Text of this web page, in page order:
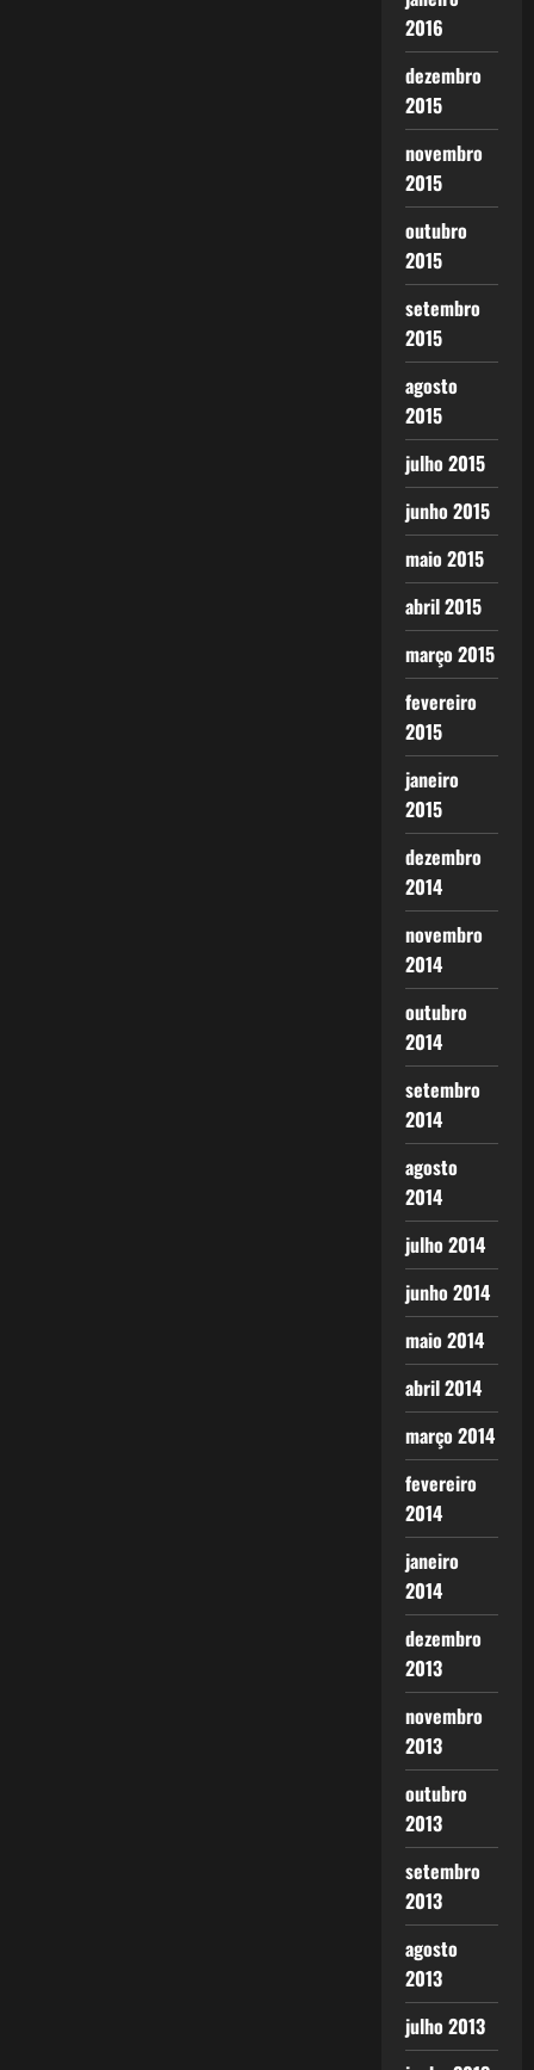
2016
dezembro
2015
novembro
2015
outubro
2015
setembro
2015
agosto
2015
julho 2015
junho 2015
maio 2015
abril 2015
março 2015
fevereiro
2015
janeiro
2015
dezembro
2014
novembro
2014
outubro
2014
setembro
2014
agosto
2014
julho 2014
junho 2014
maio 2014
abril 2014
março 2014
fevereiro
2014
janeiro
2014
dezembro
2013
novembro
2013
outubro
2013
setembro
2013
agosto
2013
julho 2013